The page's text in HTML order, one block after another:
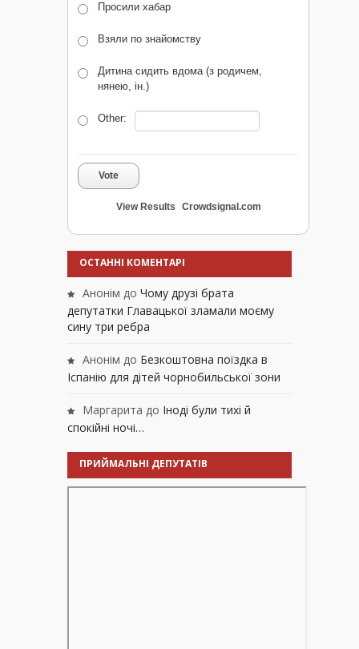
Просили хабар
Взяли по знайомству
Дитина сидить вдома (з родичем,
нянею, ін.)
Other:
Vote
View Results Crowdsignal.com
ОСТАННІ КОМЕНТАРІ
Анонім до Чому друзі брата
депутатки Главацької зламали моєму
сину три ребра
Анонім до Безкоштовна поїздка в
Іспанію для дітей чорнобильської зони
Маргарита до Іноді були тихі й
спокійні ночі…
ПРИЙМАЛЬНІ ДЕПУТАТІВ